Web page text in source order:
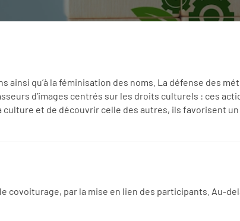
qu’à la féminisation des noms. La défense des
d’images centrés sur les droits culturels : ces
et de découvrir celle des autres, ils favorisent
covoiturage, par la mise en lien des participants. Au-